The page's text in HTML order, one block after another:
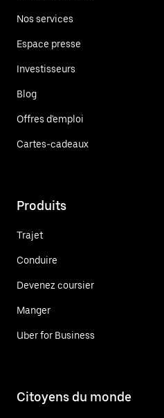
Nos services
Espace presse
Investisseurs
Blog
Offres d'emploi
Cartes-cadeaux
Produits
Trajet
Conduire
Devenez coursier
Manger
Uber for Business
Citoyens du monde